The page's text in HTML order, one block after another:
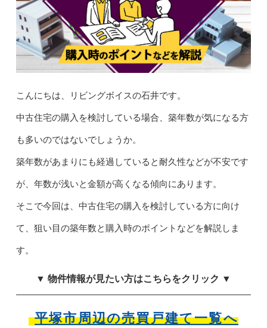
こんにちは、リビングボイスの石井です。
中古住宅の購入を検討している場合、築年数が気になる方
も多いのではないでしょうか。
築年数があまりにも経過していると耐久性などが不安です
が、年数が浅いと金額が高くなる傾向にあります。
そこで今回は、中古住宅の購入を検討している方に向け
て、狙い目の築年数と購入時のポイントなどを解説しま
す。
▼ 物件情報が見たい方はこちらをクリック ▼
平塚市周辺の売買戸建て一覧へ